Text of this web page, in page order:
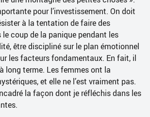
pour l’investissement. On doit
à la tentation de faire des
coup de la panique pendant les
être discipliné sur le plan émotionnel
les facteurs fondamentaux. En fait, il
long terme. Les femmes ont la
et elle ne l’est vraiment pas.
la façon dont je réfléchis dans les